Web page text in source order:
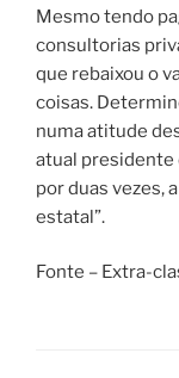
Mesmo tendo
consultorias
que rebaixou o
coisas.
numa atitude
atual presidente
por duas vezes,
estatal”.
Fonte – Extra-